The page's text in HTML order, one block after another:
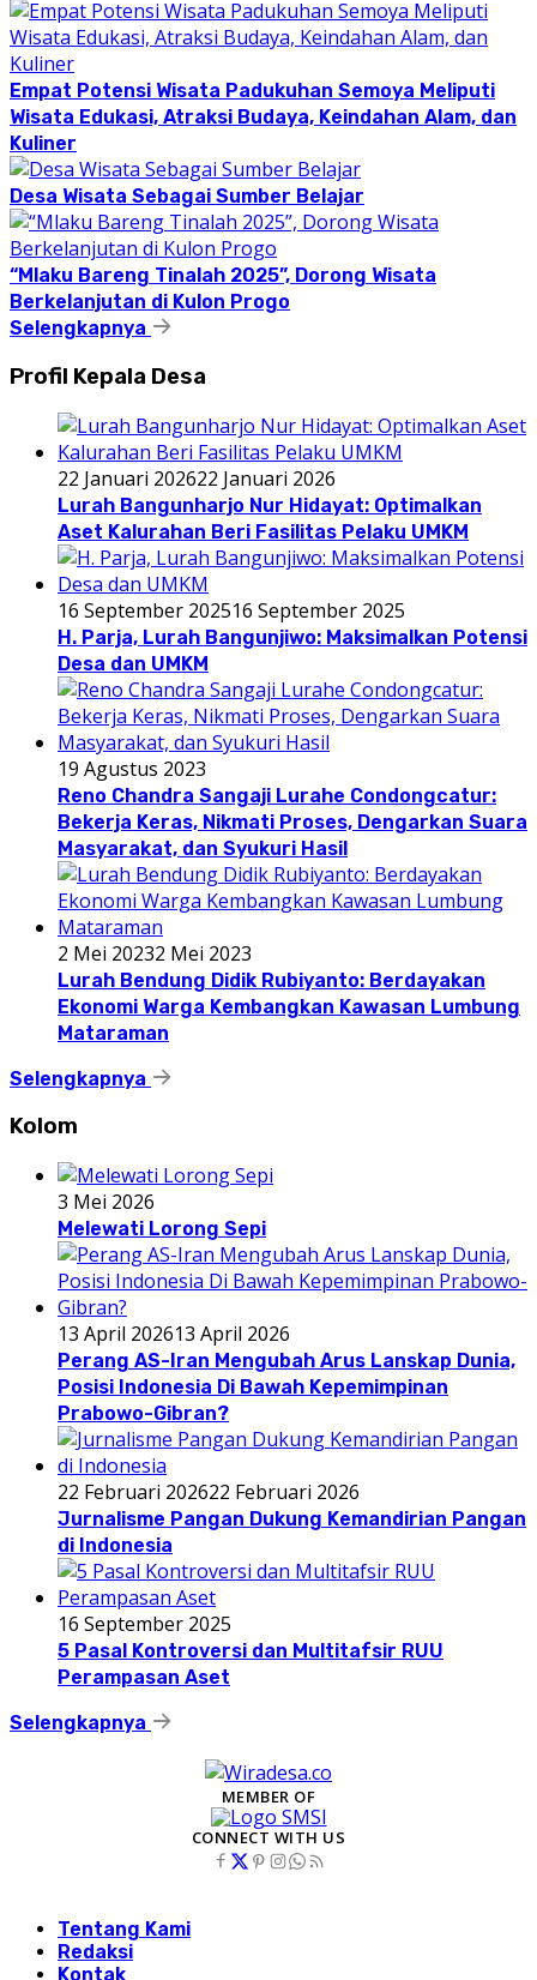
Empat Potensi Wisata Padukuhan Semoya Meliputi
Wisata Edukasi, Atraksi Budaya, Keindahan Alam, dan
Kuliner
Desa Wisata Sebagai Sumber Belajar
“Mlaku Bareng Tinalah 2025”, Dorong Wisata
Berkelanjutan di Kulon Progo
Selengkapnya
Profil Kepala Desa
22 Januari 202622 Januari 2026
Lurah Bangunharjo Nur Hidayat: Optimalkan
Aset Kalurahan Beri Fasilitas Pelaku UMKM
16 September 202516 September 2025
H. Parja, Lurah Bangunjiwo: Maksimalkan Potensi
Desa dan UMKM
19 Agustus 2023
Reno Chandra Sangaji Lurahe Condongcatur:
Bekerja Keras, Nikmati Proses, Dengarkan Suara
Masyarakat, dan Syukuri Hasil
2 Mei 20232 Mei 2023
Lurah Bendung Didik Rubiyanto: Berdayakan
Ekonomi Warga Kembangkan Kawasan Lumbung
Mataraman
Selengkapnya
Kolom
3 Mei 2026
Melewati Lorong Sepi
13 April 202613 April 2026
Perang AS-Iran Mengubah Arus Lanskap Dunia,
Posisi Indonesia Di Bawah Kepemimpinan
Prabowo-Gibran?
22 Februari 202622 Februari 2026
Jurnalisme Pangan Dukung Kemandirian Pangan
di Indonesia
16 September 2025
5 Pasal Kontroversi dan Multitafsir RUU
Perampasan Aset
Selengkapnya
MEMBER OF
CONNECT WITH US
Tentang Kami
Redaksi
Kontak